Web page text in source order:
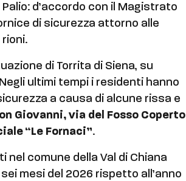
d’accordo con il Magistrato
di sicurezza attorno alle
di Torrita di Siena, su
ultimi tempi i residenti hanno
a causa di alcune rissa e
Giovanni, via del Fosso Coperto
“Le Fornaci”.
nel comune della Val di Chiana
mesi del 2026 rispetto all’anno